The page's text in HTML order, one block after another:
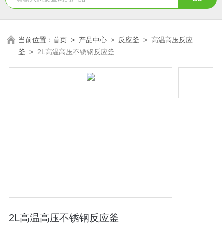
当前位置：首页 > 产品中心 > 反应釜 >高温高压反应
釜 > 2L高温高压不锈钢反应釜
2L高温高压不锈钢反应釜